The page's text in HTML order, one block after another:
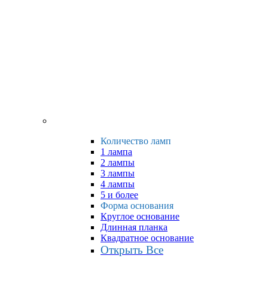
Количество ламп
1 лампа
2 лампы
3 лампы
4 лампы
5 и более
Форма основания
Круглое основание
Длинная планка
Квадратное основание
Открыть Все